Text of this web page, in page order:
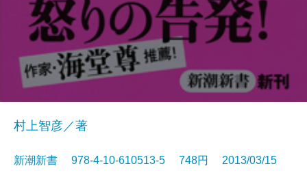
村上智彦／著
新潮新書 978-4-10-610513-5 748円 2013/03/15